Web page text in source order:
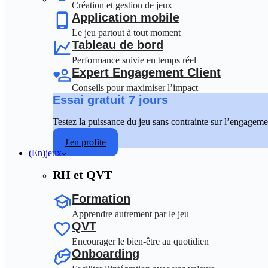
Création et gestion de jeux
Application mobile
Le jeu partout à tout moment
Tableau de bord
Performance suivie en temps réel
Expert Engagement Client
Conseils pour maximiser l’impact
Essai gratuit 7 jours
Testez la puissance du jeu sans contrainte sur
J'en profite
(En)jeux
RH et QVT
Formation
Apprendre autrement par le jeu
QVT
Encourager le bien-être au quotidien
Onboarding